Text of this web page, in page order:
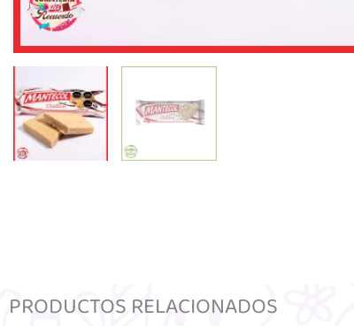
PRODUCTOS RELACIONADOS